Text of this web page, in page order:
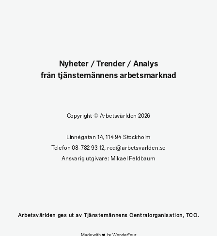
Nyheter / Trender / Analys
från tjänstemännens arbetsmarknad
Copyright ©Arbetsvärlden 2026
Linnégatan 14, 114 94 Stockholm
Telefon 08-782 93 12, red@arbetsvarlden.se
Ansvarig utgivare: Mikael Feldbaum
Arbetsvärlden ges ut av Tjänstemännens Centralorganisation, TCO.